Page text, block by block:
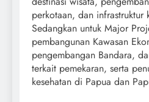
perkotaan, dan infrastruktur
Sedangkan untuk Major
pembangunan Kawasan
pengembangan Bandara,
terkait pemekaran, serta
kesehatan di Papua dan